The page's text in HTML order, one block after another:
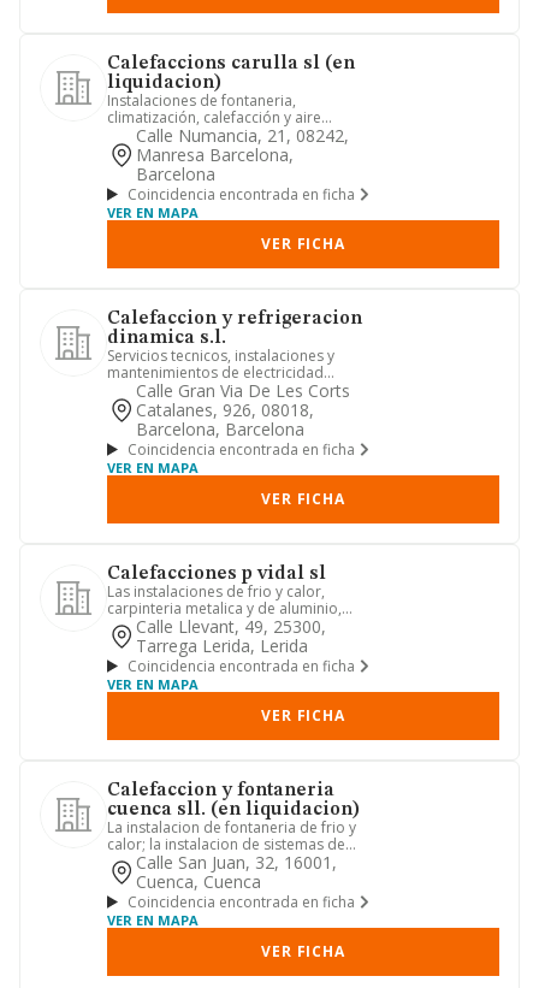
Calefaccions carulla sl (en
liquidacion)
Instalaciones de fontaneria,
climatización, calefacción y aire
acondicionado.
Calle Numancia, 21, 08242,
Manresa Barcelona,
Barcelona
Coincidencia encontrada en ficha
VER EN MAPA
VER FICHA
Calefaccion y refrigeracion
dinamica s.l.
Servicios tecnicos, instalaciones y
mantenimientos de electricidad
calefaccion y refrigeracion.
Calle Gran Via De Les Corts
Catalanes, 926, 08018,
Barcelona, Barcelona
Coincidencia encontrada en ficha
VER EN MAPA
VER FICHA
Calefacciones p vidal sl
Las instalaciones de frio y calor,
carpinteria metalica y de aluminio,
caldereria; la compraventa t...
Calle Llevant, 49, 25300,
Tarrega Lerida, Lerida
Coincidencia encontrada en ficha
VER EN MAPA
VER FICHA
Calefaccion y fontaneria
cuenca sll. (en liquidacion)
La instalacion de fontaneria de frio y
calor; la instalacion de sistemas de
energia mediante placas...
Calle San Juan, 32, 16001,
Cuenca, Cuenca
Coincidencia encontrada en ficha
VER EN MAPA
VER FICHA